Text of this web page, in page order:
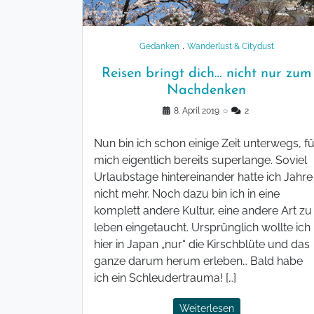
Gedanken. Wanderlust & Citydust
Reisen bringt dich… nicht nur zum
Nachdenken
8. April 2019 ◌ 2
Nun bin ich schon einige Zeit unterwegs,
mich eigentlich bereits superlange. Soviel
Urlaubstage hintereinander hatte ich Jahre
nicht mehr. Noch dazu bin ich in eine
komplett andere Kultur, eine andere Art zu
leben eingetaucht. Ursprünglich wollte ich
hier in Japan „nur“ die Kirschblüte und das
ganze darum herum erleben… Bald habe
ich ein Schleudertrauma! […]
Weiterlesen